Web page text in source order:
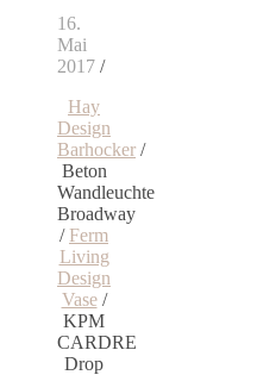
16.
Mai
2017 /
Hay
Design
Barhocker /
Beton
Wandleuchte
Broadway
/ Ferm
Living
Design
Vase/
KPM
CARDRE
Drop